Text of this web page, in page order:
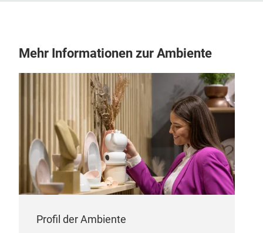
Mehr Informationen zur Ambiente
Profil der Ambiente